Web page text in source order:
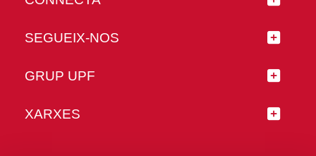
SEGUEIX-NOS
GRUP UPF
XARXES